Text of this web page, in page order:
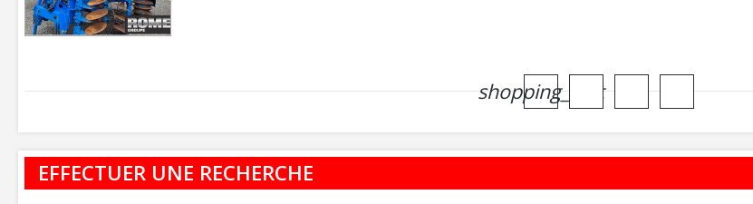
shopping_cart
EFFECTUER UNE RECHERCHE